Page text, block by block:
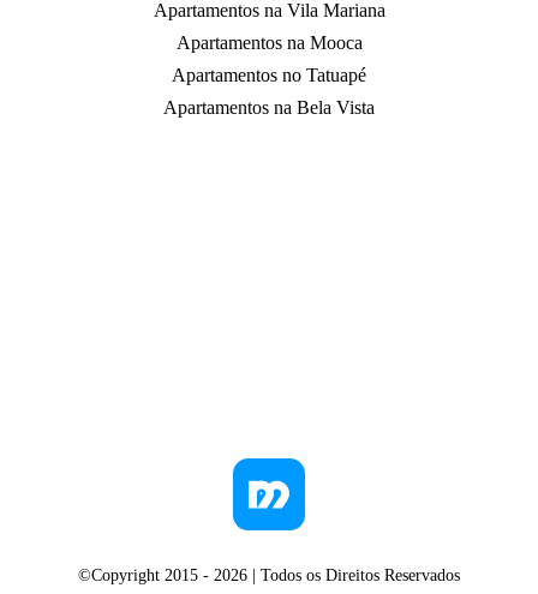
Apartamentos na Vila Mariana
Apartamentos na Mooca
Apartamentos no Tatuapé
Apartamentos na Bela Vista
©Copyright 2015 - 2026 | Todos os Direitos Reservados